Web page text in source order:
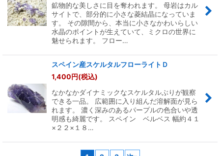
鉱物的な美しさに目を奪われます。 母岩はカル
サイトで、部分的に小さな菱結晶になっていま
す。 その隙間から、本当に小さなかわいらしい
水晶のポイントが生えていて、ミクロの世界に
魅せられます。 フロー…
スペイン産スケルタルフローライトＤ
1,400円(税込)
なかなかダイナミックなスケルタルぶりが観察
できる一品。 広範囲に入り組んだ溶解面が見ら
れます。 濃く深みのあるパープルの色合いや透
明感も綺麗です。 スペイン ベルベス 幅約４１
×２２×１８…